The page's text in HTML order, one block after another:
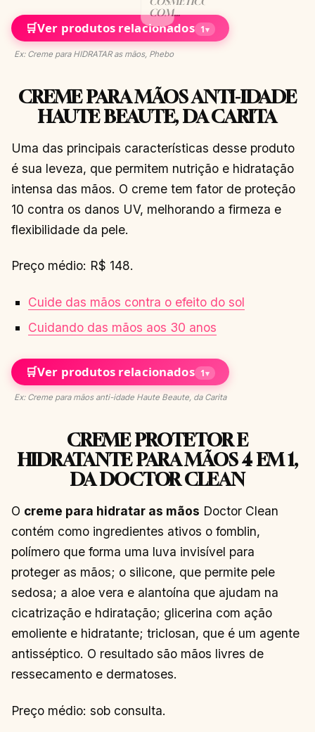
COM
PARABENOS
FAZEM
MAL?
CONTINUAR
🛒Ver produtos relacionados 1▾
Ex: Creme para HIDRATAR as mãos, Phebo
CREME PARA MÃOS ANTI-IDADE
HAUTE BEAUTE, DA CARITA
Uma das principais características desse produto
é sua leveza, que permitem nutrição e hidratação
intensa das mãos. O creme tem fator de proteção
10 contra os danos UV, melhorando a firmeza e
flexibilidade da pele.
Preço médio: R$ 148.
Cuide das mãos contra o efeito do sol
Cuidando das mãos aos 30 anos
🛒Ver produtos relacionados 1▾
Ex: Creme para mãos anti-idade Haute Beaute, da Carita
CREME PROTETOR E
HIDRATANTE PARA MÃOS 4 EM 1,
DA DOCTOR CLEAN
O creme para hidratar as mãos Doctor Clean
contém como ingredientes ativos o fomblin,
polímero que forma uma luva invisível para
proteger as mãos; o silicone, que permite pele
sedosa; a aloe vera e alantoína que ajudam na
cicatrização e hdiratação; glicerina com ação
emoliente e hidratante; triclosan, que é um agente
antisséptico. O resultado são mãos livres de
ressecamento e dermatoses.
Preço médio: sob consulta.